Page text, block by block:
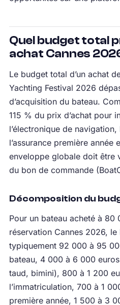
Quel budget total
achat Cannes
Le budget total d’un achat
Yachting Festival 2026
d’acquisition du bateau.
115 % du prix d’achat pour
l’électronique de navigation,
l’assurance première année
enveloppe globale doit être
du bon de commande
Décomposition du
Pour un bateau acheté à 80
réservation Cannes 2026,
typiquement 92 000 à 95
bateau, 4 000 à 6 000
taud, bimini), 800 à 1 200
l’immatriculation, 700 à 1
première année, 1 500 à 3